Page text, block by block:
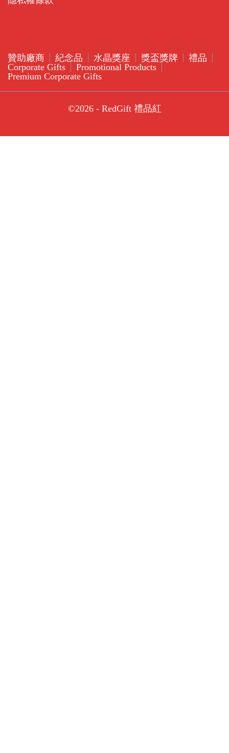
贊助廠商 紀念品 水晶獎座 獎盃獎牌
禮品
Corporate Gifts
Promotional Products
Premium Corporate Gifts
©2026 - RedGift 禮品紅